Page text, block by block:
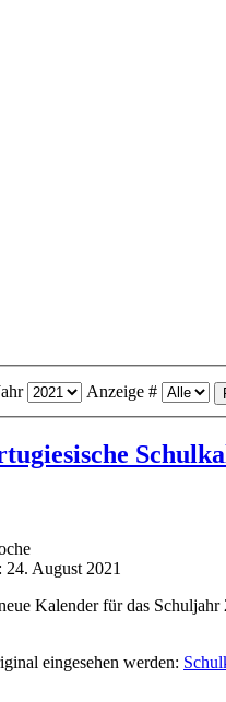
Anzeige #
August 2021
Kalender für das Schuljahr
eingesehen werden: